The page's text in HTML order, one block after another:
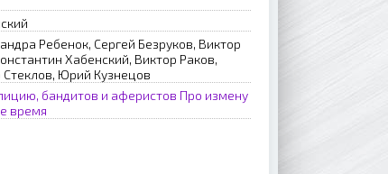
Ребенок, Сергей Безруков, Виктор
Хабенский, Виктор Раков,
Юрий Кузнецов
бандитов и аферистов Про измену
время